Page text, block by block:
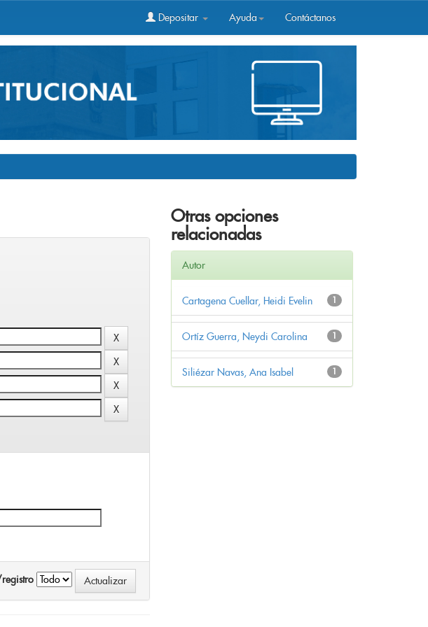
Depositar Ayuda Contáctanos
Otras opciones
relacionadas
Autor
1
Cartagena Cuellar, Heidi Evelin
1
Ortíz Guerra, Neydi Carolina
1
Siliézar Navas, Ana Isabel